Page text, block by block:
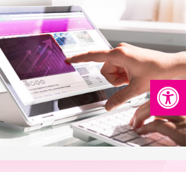
TH
EN